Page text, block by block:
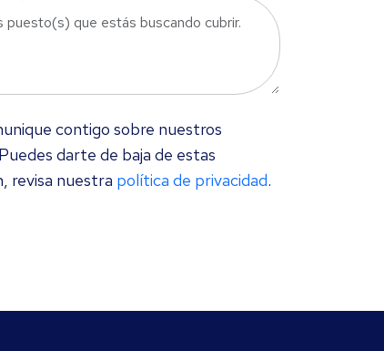
contigo sobre nuestros
darte de baja de estas
revisa nuestra política de privacidad.